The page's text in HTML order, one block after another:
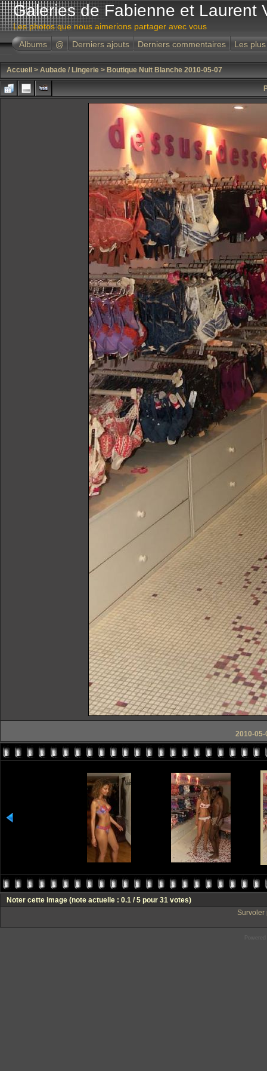
Galeries de Fabienne et Laurent
Les photos que nous aimerions partager avec vous
Albums
@ Derniers ajouts Derniers commentaires Les
Accueil > Aubade / Lingerie > Boutique Nuit Blanche 2010-05-07
2010-
Noter cette image (note actuelle : 0.1 / 5 pour 31 votes)
Survoler